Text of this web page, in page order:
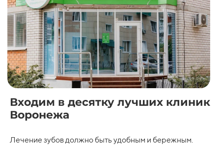
Изготовление ацеталового
протеза с двумя
удерживающими кламерами
35000 ₽ 38000 ₽
Изготовление иммедиат
протеза из ацетала
15000 ₽ 17000 ₽
Ремонт пластиночного
протеза, приварка зуба
3000 ₽ 6000 ₽
Перебазировка акрилового
протеза
3500 ₽ 6000 ₽
Изготовление
металлокерамической
абатманта)
20000 ₽ 23000 ₽
Изготовление бюгельного
протеза
Входим в десятку лучших клиник
Воронежа
Лечение зубов должно быть удобным и бережным.